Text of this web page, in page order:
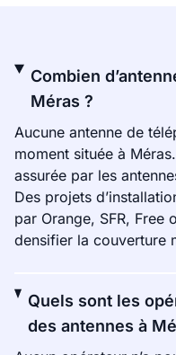
Combien
Méras ?
Aucune antenne de
moment située à
assurée par les
Des projets
par Orange, SFR, Free
densifier la couverture
Quels sont les
des antennes à